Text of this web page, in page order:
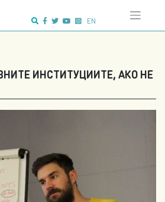
EN
ИНСТИТУЦИИТЕ, АКО НЕ